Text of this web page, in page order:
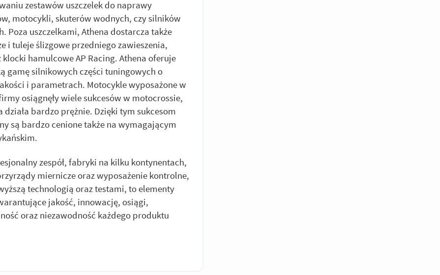
zestawów uszczelek do naprawy
motocykli, skuterów wodnych, czy silników
Poza uszczelkami, Athena dostarcza także
i tuleje ślizgowe przedniego zawieszenia,
klocki hamulcowe AP Racing. Athena oferuje
gamę silnikowych części tuningowych o
i parametrach. Motocykle wyposażone w
osiągnęły wiele sukcesów w motocrossie,
działa bardzo prężnie. Dzięki tym sukcesom
są bardzo cenione także na wymagającym
zespół, fabryki na kilku kontynentach,
miernicze oraz wyposażenie kontrolne,
technologią oraz testami, to elementy
jakość, innowację, osiągi,
oraz niezawodność każdego produktu